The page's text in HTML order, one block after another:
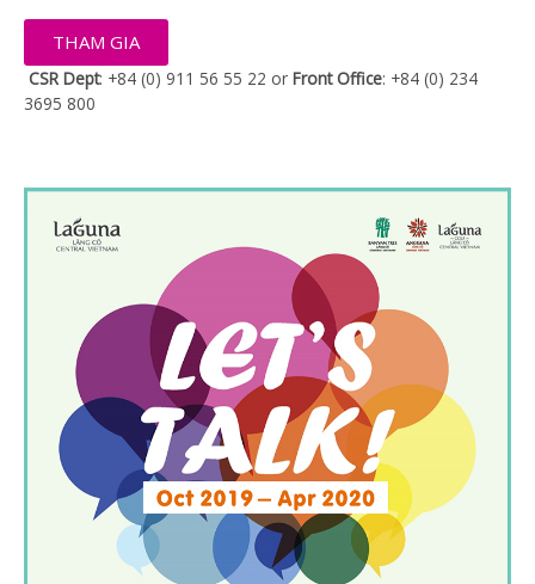
THAM GIA
CSR Dept: +84 (0) 911 56 55 22 or Front Office: +84 (0) 234
3695 800